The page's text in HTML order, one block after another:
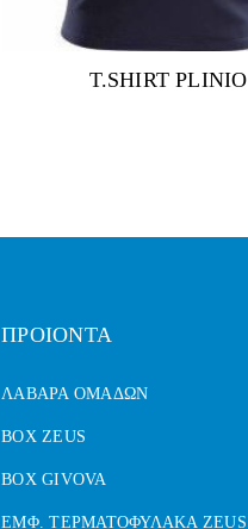
T.SHIRT PLINIO
ΠΡΟΙΟΝΤΑ
ΛΑΒΑΡΑ ΟΜΑΔΩΝ
BOX ZEUS
BOX GIVOVA
ΕΜΦ. ΤΕΡΜΑΤΟΦΥΛΑΚΑ ZEUS